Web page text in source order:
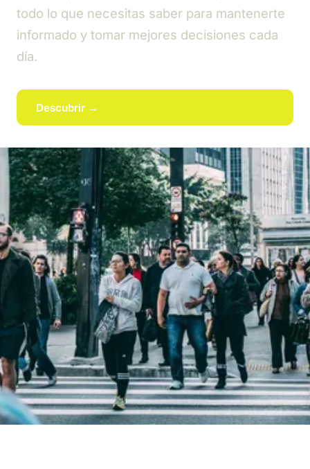
todo lo que necesitas saber para mantenerte
informado y tomar mejores decisiones cada
día.
Descubrir →